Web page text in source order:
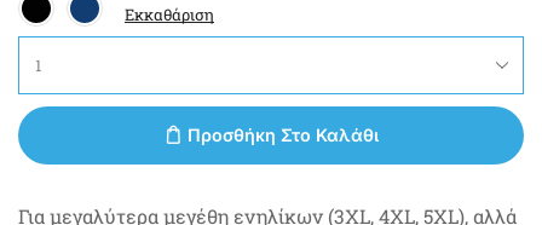
Εκκαθάριση
Προσθήκη Στο Καλάθι
Για μεγαλύτερα μεγέθη ενηλίκων (3XL, 4XL, 5XL), αλλά